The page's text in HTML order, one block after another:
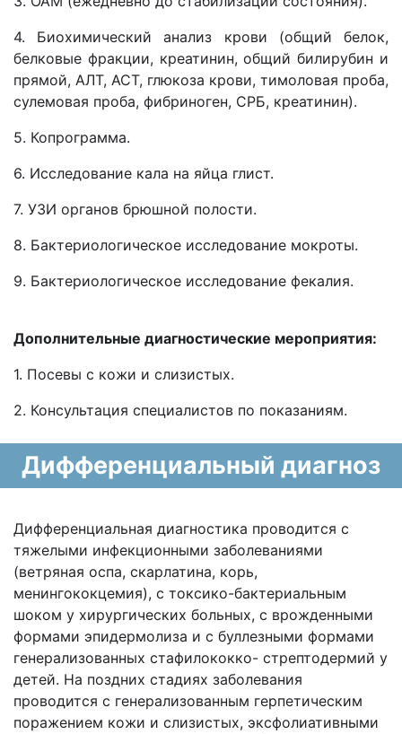
4. Биохимический анализ крови (общий белок,
белковые фракции, креатинин, общий билирубин и
прямой, АЛТ, АСТ, глюкоза крови, тимоловая проба,
сулемовая проба, фибриноген, СРБ, креатинин).
5. Копрограмма.
6. Исследование кала на яйца глист.
7. УЗИ органов брюшной полости.
8. Бактериологическое исследование мокроты.
9. Бактериологическое исследование фекалия.
Дополнительные диагностические мероприятия:
1. Посевы с кожи и слизистых.
2. Консультация специалистов по показаниям.
Дифференциальный диагноз
Дифференциальная диагностика проводится с
тяжелыми инфекционными заболеваниями
(ветряная оспа, скарлатина, корь,
менингококцемия), с токсико-бактериальным
шоком у хирургических больных, с врожденными
формами эпидермолиза и с буллезными формами
генерализованных стафилококко- стрептодермий у
детей. На поздних стадиях заболевания
проводится с генерализованным герпетическим
поражением кожи и слизистых, эксфолиативными